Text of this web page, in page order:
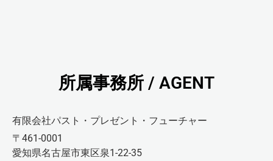
所属事務所 / AGENT
有限会社パスト・プレゼント・フューチャー
〒461-0001
愛知県名古屋市東区泉1-22-35